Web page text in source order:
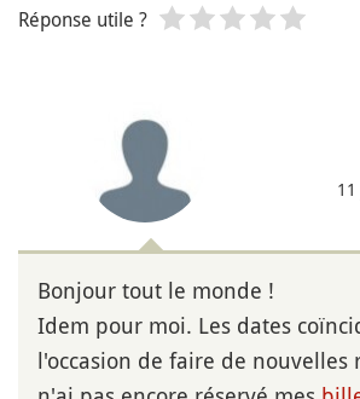
Réponse utile ?
Bonjour tout le monde !
Idem pour moi. Les dates
l'occasion de faire de nouvelles